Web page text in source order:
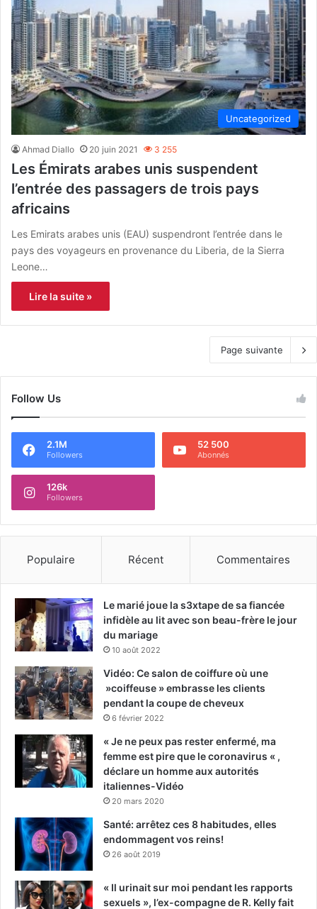
Uncategorized
Ahmad Diallo 20 juin 2021 3 255
Les Émirats arabes unis suspendent
l’entrée des passagers de trois pays
africains
Les Emirats arabes unis (EAU) suspendront l’entrée dans le
pays des voyageurs en provenance du Liberia, de la Sierra
Leone…
Lire la suite »
Page suivante
Follow Us
2.1M
Followers
52 500
Abonnés
126k
Followers
Populaire Récent Commentaires
Le marié joue la s3xtape de sa fiancée
infidèle au lit avec son beau-frère le jour
du mariage
10 août 2022
Vidéo: Ce salon de coiffure où une
»coiffeuse » embrasse les clients
pendant la coupe de cheveux
6 février 2022
« Je ne peux pas rester enfermé, ma
femme est pire que le coronavirus « ,
déclare un homme aux autorités
italiennes-Vidéo
20 mars 2020
Santé: arrêtez ces 8 habitudes, elles
endommagent vos reins!
26 août 2019
« Il urinait sur moi pendant les rapports
sexuels », l’ex-compagne de R. Kelly fait